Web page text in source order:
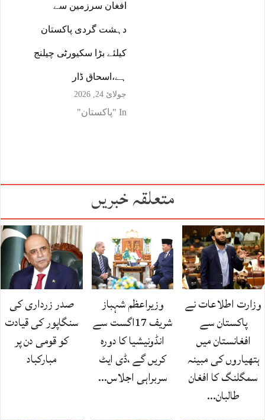
افغان سرزمین سے
دہشت گردی پاکستان
کیلئے بڑا سکیورٹی چیلنج
ہے،اسحاق ڈار
جولائ 24, 2026
In "پاکستان"
متعلقہ خبریں
وزارت اطلاعات نے
پاکستان سے
افغانستان میں
ہتھیاروں کی مبینہ
سمگلنگ کا افغان
طالبان…
وزیراعظم شہباز
شریف 17اگست سے
انڈونیشیا کا دورہ
کریں گے ،ڈی ایٹ
سربراہی اجلاس…
صدر زرداری کی
سنگاپور کی قیادت
کو قومی دن پر
مبارکباد